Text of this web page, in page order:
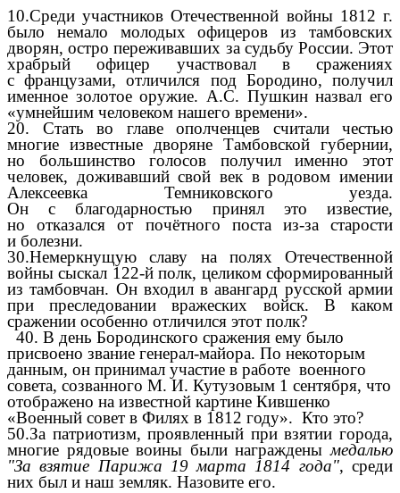
10.Среди участников Отечественной войны 1812 г.
было немало молодых офицеров из тамбовских
дворян, остро переживавших за судьбу России. Этот
храбрый офицер участвовал в сражениях
с французами, отличился под Бородино, получил
именное золотое оружие. А.С. Пушкин назвал его
«умнейшим человеком нашего времени».
20. Стать во главе ополченцев считали честью
многие известные дворяне Тамбовской губернии,
но большинство голосов получил именно этот
человек, доживавший свой век в родовом имении
Алексеевка Темниковского уезда.
Он с благодарностью принял это известие,
но отказался от почётного поста из-за старости
и болезни.
30.Немеркнущую славу на полях Отечественной
войны сыскал 122-й полк, целиком сформированный
из тамбовчан. Он входил в авангард русской армии
при преследовании вражеских войск. В каком
сражении особенно отличился этот полк?
40. В день Бородинского сражения ему было
присвоено звание генерал-майора. По некоторым
данным, он принимал участие в работе военного
совета, созванного М. И. Кутузовым 1 сентября, что
отображено на известной картине Кившенко
«Военный совет в Филях в 1812 году». Кто это?
50.За патриотизм, проявленный при взятии города,
многие рядовые воины были награжденымедалью
"За взятие Парижа 19 марта 1814 года", среди
них был и наш земляк. Назовите его.